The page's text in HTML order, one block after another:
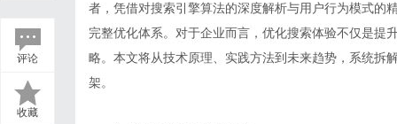
评论
收藏
者，凭借对搜索引擎算法的深度解析与用户行为模式的
完整优化体系。对于企业而言，优化搜索体验不仅是提
略。本文将从技术原理、实践方法到未来趋势，系统拆
架。